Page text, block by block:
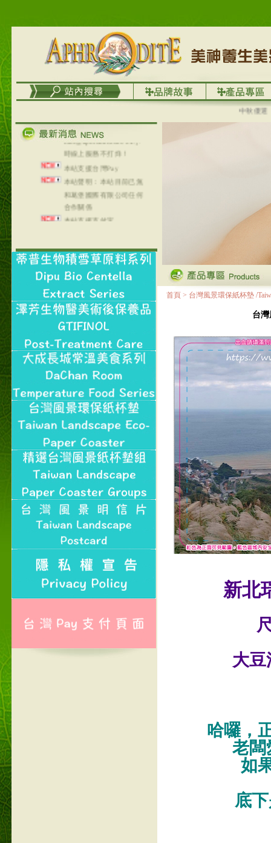
中秋優選，大
在外租屋者、居住處無管
理員、不方便在工作地點
取件者，歡迎多多使用
【郵局i郵箱】的服務喔～
【i郵箱】設立的地點，請
進入內頁連結～
Line@aphrodite2020 24小
時線上服務不打烊！
本站支援台灣Pay
本站聲明：本站目前已無
和葛堡國際有限公司任何
合作關係
本站支援支付宝
2017年1月1日起，中国大
首頁 > 台灣風景環保紙杯墊 /
台灣
新北
大
哈囉，
老闆
如
底